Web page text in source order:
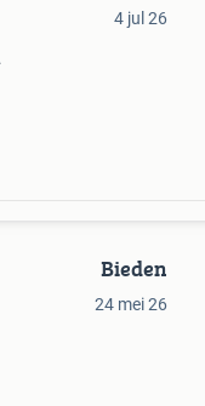
4 jul 26
Bieden
24 mei 26